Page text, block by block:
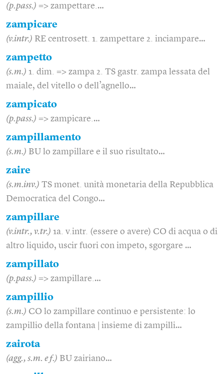
(p.pass.) => zampettare.…
zampicare
(v.intr.) RE centrosett. 1. zampettare 2. inciampare…
zampetto
(s.m.) 1. dim. => zampa 2. TS gastr. zampa lessata del
maiale, del vitello o dell’agnello…
zampicato
(p.pass.) => zampicare.…
zampillamento
(s.m.) BU lo zampillare e il suo risultato…
zaire
(s.m.inv.) TS monet. unità monetaria della Repubblica
Democratica del Congo…
zampillare
(v.intr., v.tr.) 1a. v.intr. (essere o avere) CO di acqua o di
altro liquido, uscir fuori con impeto, sgorgare …
zampillato
(p.pass.) => zampillare.…
zampillio
(s.m.) CO lo zampillare continuo e persistente: lo
zampillio della fontana | insieme di zampilli…
zairota
(agg., s.m. e f.) BU zairiano…